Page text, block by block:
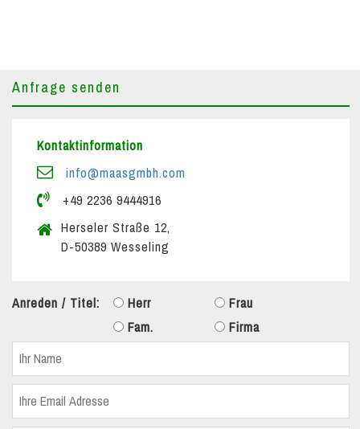
Anfrage senden
Kontaktinformation
info@maasgmbh.com
+49 2236 9444916
Herseler Straße 12,
D-50389 Wesseling
Anreden / Titel: Herr
Frau
Fam.
Firma